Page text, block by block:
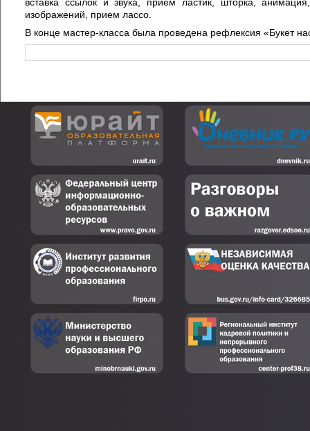
изображений, прием лассо.
В конце мастер-класса была проведена рефлексия «Букет